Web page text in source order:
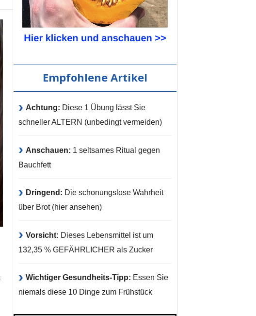
Empfohlene Artikel
Achtung: Diese 1 Übung lässt Sie
schneller ALTERN (unbedingt vermeiden)
Anschauen: 1 seltsames Ritual gegen
Bauchfett
Dringend: Die schonungslose Wahrheit
über Brot (hier ansehen)
Vorsicht: Dieses Lebensmittel ist um
132,35 % GEFÄHRLICHER als Zucker
Wichtiger Gesundheits-Tipp: Essen Sie
niemals diese 10 Dinge zum Frühstück